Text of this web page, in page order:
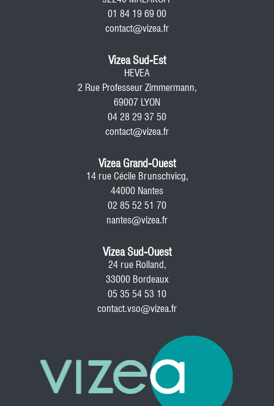
01 84 19 69 00
contact@vizea.fr
Vizea Sud-Est
HEVEA
2 Rue Professeur Zimmermann,
69007 LYON
04 28 29 37 50
contact@vizea.fr
Vizea Grand-Ouest
14 rue Cécile Brunschvicg,
44000 Nantes
02 85 52 51 70
nantes@vizea.fr
Vizea Sud-Ouest
24 rue Rolland,
33000 Bordeaux
05 35 54 53 10
contact.vso@vizea.fr